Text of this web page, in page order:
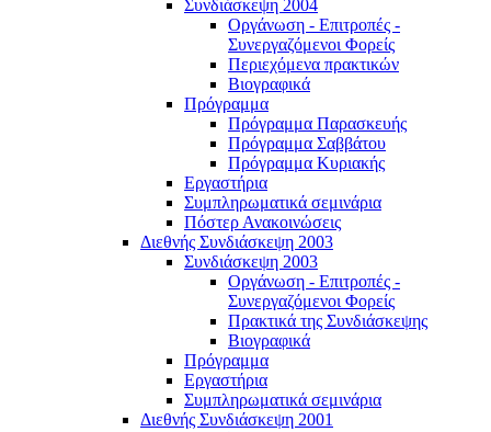
Συνδιάσκεψη 2004
Οργάνωση - Επιτροπές -
Συνεργαζόμενοι Φορείς
Περιεχόμενα πρακτικών
Βιογραφικά
Πρόγραμμα
Πρόγραμμα Παρασκευής
Πρόγραμμα Σαββάτου
Πρόγραμμα Κυριακής
Εργαστήρια
Συμπληρωματικά σεμινάρια
Πόστερ Ανακοινώσεις
Διεθνής Συνδιάσκεψη 2003
Συνδιάσκεψη 2003
Οργάνωση - Επιτροπές -
Συνεργαζόμενοι Φορείς
Πρακτικά της Συνδιάσκεψης
Βιογραφικά
Πρόγραμμα
Εργαστήρια
Συμπληρωματικά σεμινάρια
Διεθνής Συνδιάσκεψη 2001